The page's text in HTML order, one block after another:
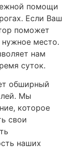
помощи
Если Ваш
поможет
нужное место.
нам
суток.
обширный
Мы
которое
свои
наших